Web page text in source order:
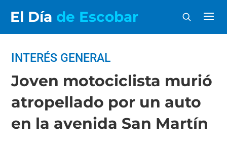
El Día de Escobar
INTERÉS GENERAL
Joven motociclista murió
atropellado por un auto
en la avenida San Martín